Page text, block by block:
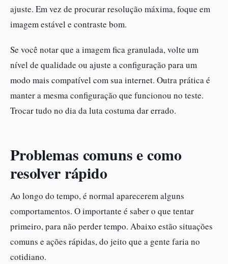
ajuste. Em vez de procurar resolução máxima, foque em
imagem estável e contraste bom.
Se você notar que a imagem fica granulada, volte um
nível de qualidade ou ajuste a configuração para um
modo mais compatível com sua internet. Outra prática é
manter a mesma configuração que funcionou no teste.
Trocar tudo no dia da luta costuma dar errado.
Problemas comuns e como
resolver rápido
Ao longo do tempo, é normal aparecerem alguns
comportamentos. O importante é saber o que tentar
primeiro, para não perder tempo. Abaixo estão situações
comuns e ações rápidas, do jeito que a gente faria no
cotidiano.